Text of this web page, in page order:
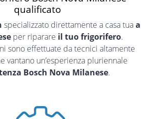
qualificato
specializzato direttamente a casa tuaa
per riparare il tuo frigorifero.
sono effettuate da tecnici altamente
vantano un’esperienza pluriennale
Bosch Nova Milanese.